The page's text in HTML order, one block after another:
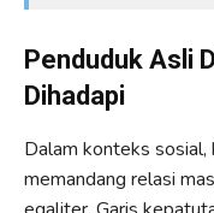
Penduduk Asli
Dihadapi
Dalam konteks
memandang relasi